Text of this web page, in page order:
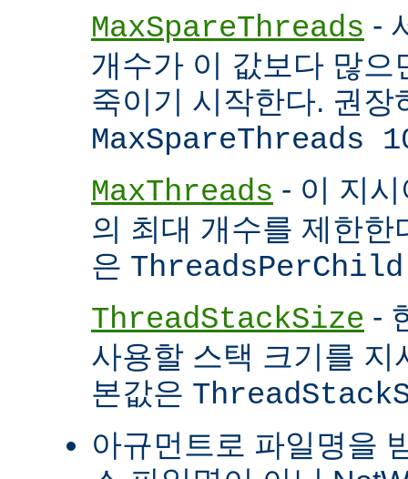
MaxSpareThreads -
개수가 이 값보다 많으
죽이기 시작한다. 권장
MaxSpareThreads
MaxThreads - 이 지
의 최대 개수를 제한한
은
ThreadStackSize -
사용할 스택 크기를 지
본값은
아규먼트로 파일명을